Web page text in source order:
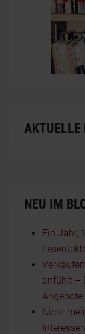
AKTUELLE
NEU IM
Ein Jahr,
anfühlt –
Nicht